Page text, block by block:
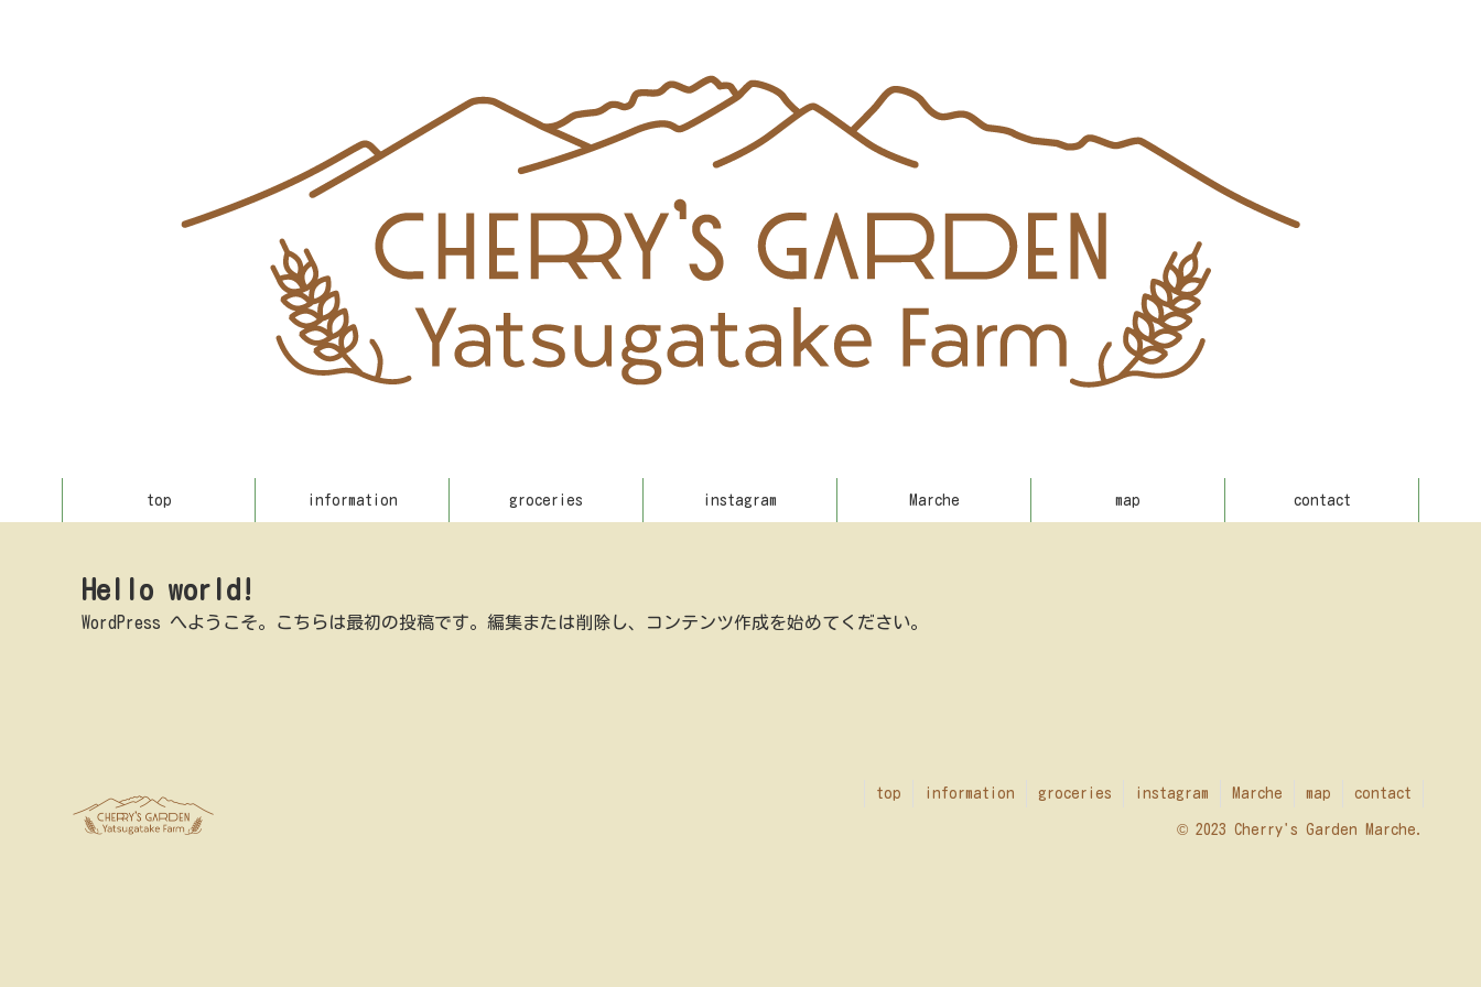
top information groceries instagram Marche map contact
Hello world!
WordPress へようこそ。こちらは最初の投稿です。編集または削除し、コンテンツ作成を始めてください。
top information groceries instagram Marche map contact
© 2023 Cherry's Garden Marche.